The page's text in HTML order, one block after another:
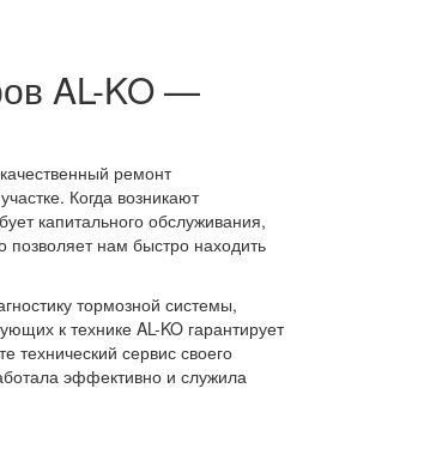
AL-KO —
ремонт
Когда возникают
капитального обслуживания,
позволяет нам быстро находить
тормозной системы,
к технике AL-KO гарантирует
технический сервис своего
эффективно и служила